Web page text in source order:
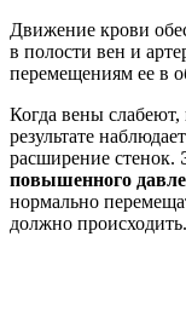
Движение крови
в полости вен и
перемещениям ее в
Когда вены
результате
расширение стенок.
повышенного
нормально
должно происходить.